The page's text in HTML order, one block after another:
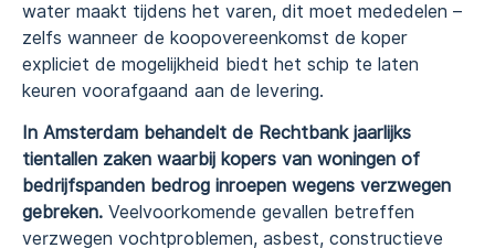
water maakt tijdens het varen, dit moet mededelen –
zelfs wanneer de koopovereenkomst de koper
expliciet de mogelijkheid biedt het schip te laten
keuren voorafgaand aan de levering.
In Amsterdam behandelt de Rechtbank jaarlijks
tientallen zaken waarbij kopers van woningen of
bedrijfspanden bedrog inroepen wegens verzwegen
gebreken. Veelvoorkomende gevallen betreffen
verzwegen vochtproblemen, asbest, constructieve